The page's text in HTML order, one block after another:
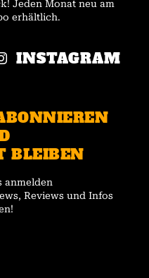
Jeden Monat neu am
erhältlich.
INSTAGRAM
BLEIBEN
anmelden
Reviews und Infos